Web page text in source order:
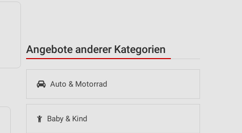
Angebote anderer Kategorien
Auto & Motorrad
Baby & Kind